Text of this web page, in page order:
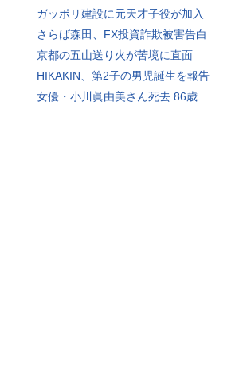
ガッポリ建設に元天才子役が加入
さらば森田、FX投資詐欺被害告白
京都の五山送り火が苦境に直面
HIKAKIN、第2子の男児誕生を報告
女優・小川眞由美さん死去 86歳